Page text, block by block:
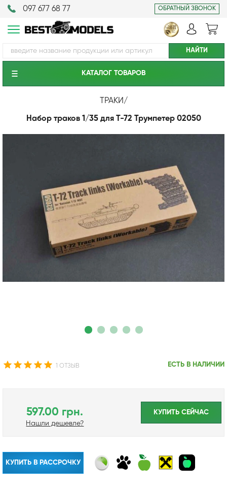
097 677 68 77 ОБРАТНЫЙ ЗВОНОК
КАТАЛОГ ТОВАРОВ
ТРАКИ/
Набор траков 1/35 для Т-72 Трумпетер 02050
1 ОТЗЫВ ЕСТЬ В НАЛИЧИИ
597.00 грн.
Нашли дешевле?
КУПИТЬ CЕЙЧАС
КУПИТЬ В РАССРОЧКУ